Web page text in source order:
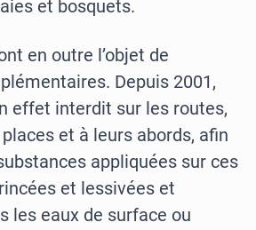
et bosquets.
en outre l’objet de
Depuis 2001,
effet interdit sur les routes,
et à leurs abords, afin
appliquées sur ces
et lessivées et
les eaux de surface ou